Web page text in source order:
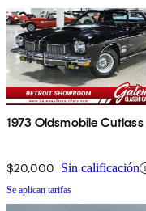
1973 Oldsmobile Cutlass
$20,000 Sin calificación
Se aplican tarifas